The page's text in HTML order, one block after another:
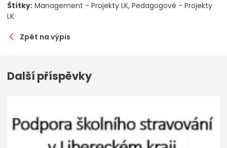
Štítky: Management - Projekty LK Pedagogové - Projekty
LK
Zpět na výpis
Další příspěvky